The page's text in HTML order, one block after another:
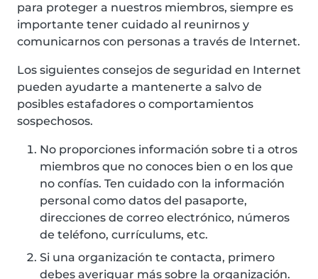
para proteger a nuestros miembros, siempre es
importante tener cuidado al reunirnos y
comunicarnos con personas a través de Internet.
Los siguientes consejos de seguridad en Internet
pueden ayudarte a mantenerte a salvo de
posibles estafadores o comportamientos
sospechosos.
No proporciones información sobre ti a otros
miembros que no conoces bien o en los que
no confías. Ten cuidado con la información
personal como datos del pasaporte,
direcciones de correo electrónico, números
de teléfono, currículums, etc.
Si una organización te contacta, primero
debes averiguar más sobre la organización.